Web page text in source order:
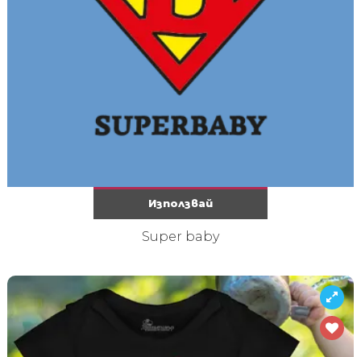
Използвай
Super baby